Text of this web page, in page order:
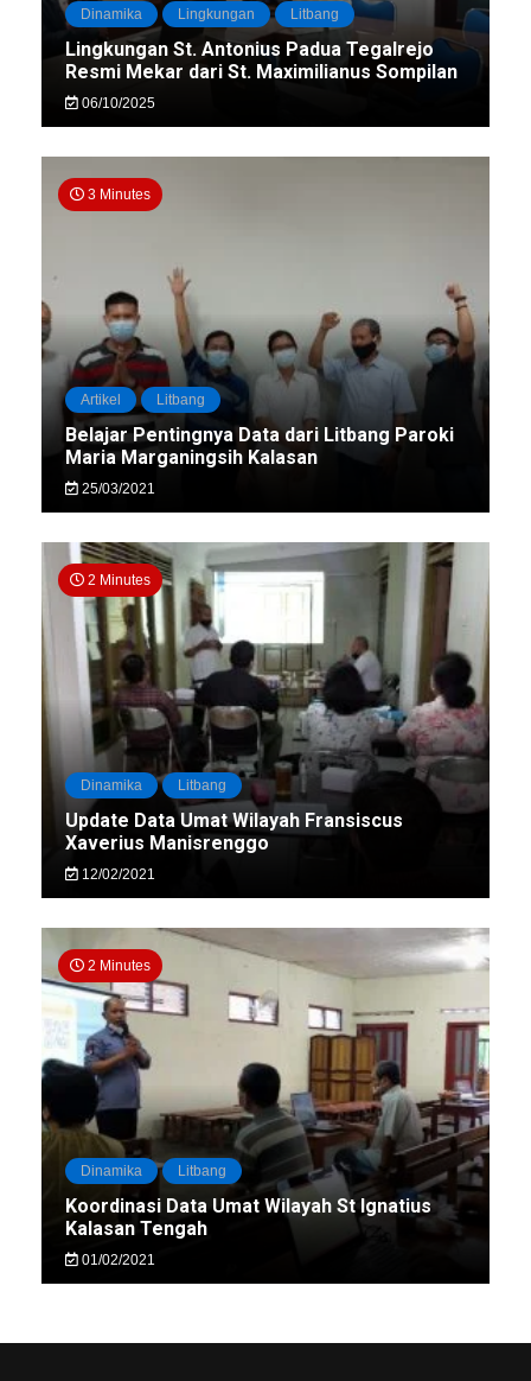
Dinamika Lingkungan Litbang
Lingkungan St. Antonius Padua Tegalrejo
Resmi Mekar dari St. Maximilianus Sompilan
06/10/2025
3 Minutes
Artikel Litbang
Belajar Pentingnya Data dari Litbang Paroki
Maria Marganingsih Kalasan
25/03/2021
2 Minutes
Dinamika Litbang
Update Data Umat Wilayah Fransiscus
Xaverius Manisrenggo
12/02/2021
2 Minutes
Dinamika Litbang
Koordinasi Data Umat Wilayah St Ignatius
Kalasan Tengah
01/02/2021